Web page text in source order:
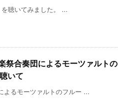
聴いてみました。 ...
祭合奏団によるモーツァルトの
いて
よるモーツァルトのフルー ...